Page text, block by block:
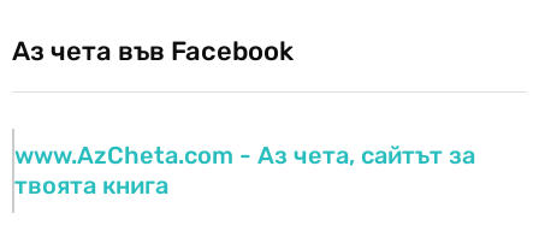
Аз чета във Facebook
www.AzCheta.com - Аз чета, сайтът за
твоята книга